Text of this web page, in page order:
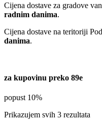
Cijena dostave za gradove
radnim danima.
Cijena dostave na teritoriji
danima.
za kupovinu preko 89e
popust 10%
Prikazujem svih 3 rezultata